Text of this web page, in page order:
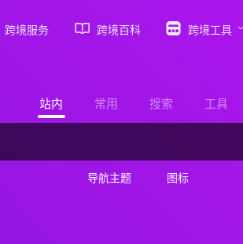
跨境服务 跨境百科 跨境工具
站内 常用 搜索 工具
导航主题 图标